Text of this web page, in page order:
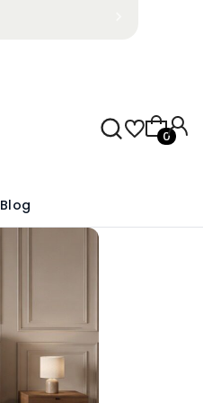
Blog